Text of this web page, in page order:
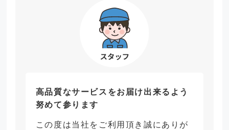
高品質なサービスをお届け出来るよう
努めて参ります
この度は当社をご利用頂き誠にありが